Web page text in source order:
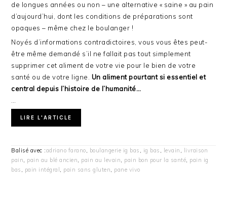
de longues années ou non – une alternative « saine » au pain
d’aujourd’hui, dont les conditions de préparations sont
opaques – même chez le boulanger !
Noyés d’informations contradictoires, vous vous êtes peut-
être même demandé s’il ne fallait pas tout simplement
supprimer cet aliment de votre vie pour le bien de votre
santé ou de votre ligne. Un aliment pourtant si essentiel et
central depuis l’histoire de l’humanité…
LIRE L'ARTICLE
Balisé avec :adriano farano, boulangerie ig bas , ig bas , levain ,
livraison
pain, pain au blé ancien, pain au levain, pain bon pour la santé, pain ig
bas , pain intégral , pain sans gluten, pane vivo